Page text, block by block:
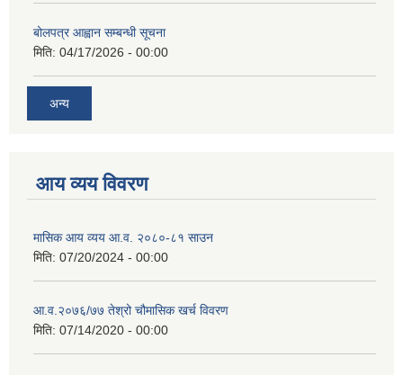
बोलपत्र आह्वान सम्बन्धी सूचना
मिति: 04/17/2026 - 00:00
अन्य
आय व्यय विवरण
मासिक आय व्यय आ.व. २०८०-८१ साउन
मिति: 07/20/2024 - 00:00
आ.व.२०७६/७७ तेश्रो चौमासिक खर्च विवरण
मिति: 07/14/2020 - 00:00